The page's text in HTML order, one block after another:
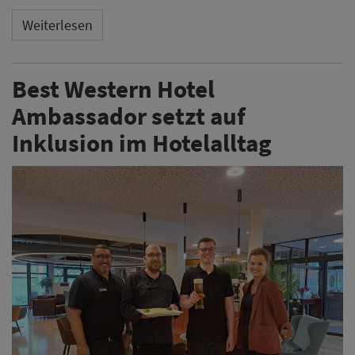
Weiterlesen
Best Western Hotel
Ambassador setzt auf
Inklusion im Hotelalltag